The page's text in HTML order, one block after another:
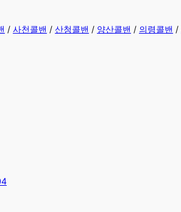
/ 사천콜밴 / 산청콜밴 / 양산콜밴 / 의령콜밴 /